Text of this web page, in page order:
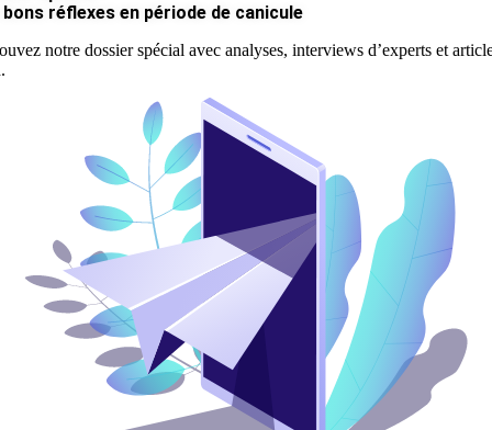
bons réflexes en période de canicule
notre dossier spécial avec analyses, interviews d’experts et